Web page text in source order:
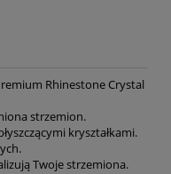
Rhinestone Crystal
strzemion.
kryształkami.
Twoje strzemiona.